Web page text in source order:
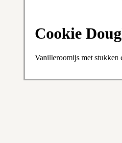
Cookie
Vanilleroomijs met stukken